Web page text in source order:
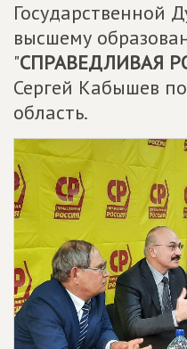
Государственной
высшему
"СПРАВЕДЛИВАЯ
Сергей Кабышев
область.